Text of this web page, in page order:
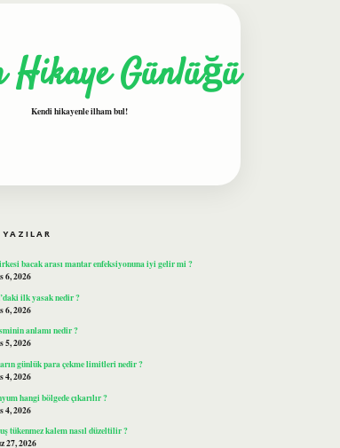
Hikaye Günlüğü
Kendi hikayenle ilham bul!
YAZILAR
bacak arası mantar enfeksiyonuna iyi gelir mi ?
6, 2026
ilk yasak nedir ?
6, 2026
anlamı nedir ?
5, 2026
günlük para çekme limitleri nedir ?
4, 2026
hangi bölgede çıkarılır ?
4, 2026
tükenmez kalem nasıl düzeltilir ?
27, 2026